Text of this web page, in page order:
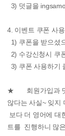
3) 덧글을
4. 이벤트 쿠폰 사
1) 쿠폰을 받으셨
2) 수강신청시 쿠
3) 쿠폰 사용하기
★ 회원가입과 덧
않다는 사실~ 잊
보다 더 영어에 대
트를 진행하니 많